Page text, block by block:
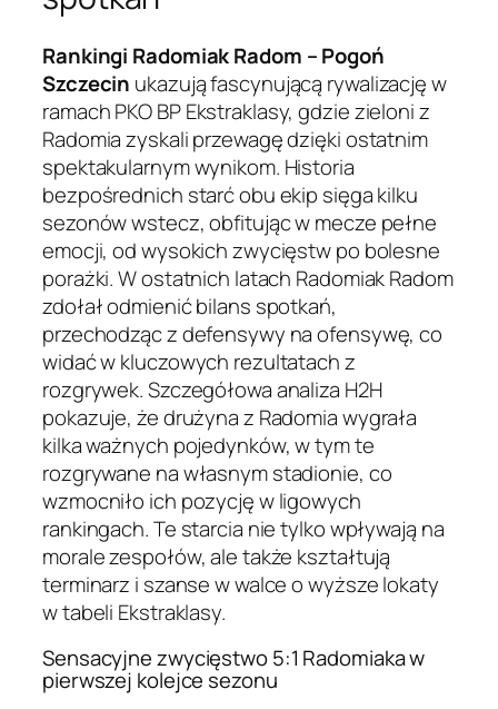
Rankingi Radomiak Radom – Pogoń
Szczecin ukazują fascynującą rywalizację w
ramach PKO BP Ekstraklasy, gdzie zieloni z
Radomia zyskali przewagę dzięki ostatnim
spektakularnym wynikom. Historia
bezpośrednich starć obu ekip sięga kilku
sezonów wstecz, obfitując w mecze pełne
emocji, od wysokich zwycięstw po bolesne
porażki. W ostatnich latach Radomiak Radom
zdołał odmienić bilans spotkań,
przechodząc z defensywy na ofensywę, co
widać w kluczowych rezultatach z
rozgrywek. Szczegółowa analiza H2H
pokazuje, że drużyna z Radomia wygrała
kilka ważnych pojedynków, w tym te
rozgrywane na własnym stadionie, co
wzmocniło ich pozycję w ligowych
rankingach. Te starcia nie tylko wpływają na
morale zespołów, ale także kształtują
terminarz i szanse w walce o wyższe lokaty
w tabeli Ekstraklasy.
Sensacyjne zwycięstwo 5:1 Radomiaka w
pierwszej kolejce sezonu